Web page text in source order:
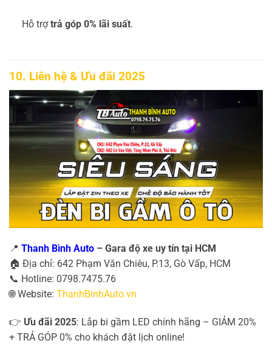
Hỗ trợtrả góp 0% lãi suất.
10. Liên hệ & Ưu đãi 2025
📍 Thanh Bình Auto – Gara độ xe uy tín tại HCM
🏠 Địa chỉ: 642 Phạm Văn Chiêu, P.13, Gò Vấp, HCM
📞 Hotline: 0798.7475.76
🌐 Website: ThanhBinhAuto.vn
👉 Ưu đãi 2025: Lắp bi gầm LED chính hãng – GIẢM 20%
+ TRẢ GÓP 0% cho khách đặt lịch online!